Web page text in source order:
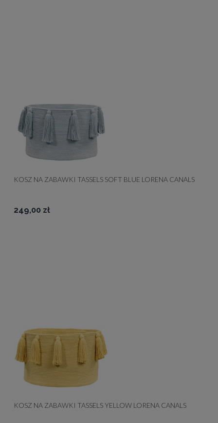
KOSZ NA ZABAWKI TASSELS SOFT BLUE LORENA CANALS
249,00 zł
KOSZ NA ZABAWKI TASSELS YELLOW LORENA CANALS